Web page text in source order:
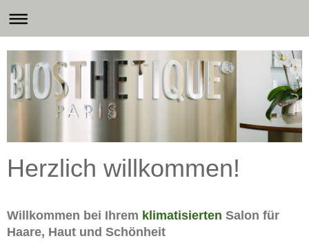
Herzlich willkommen!
Willkommen bei Ihrem klimatisierten Salon für
Haare, Haut und Schönheit